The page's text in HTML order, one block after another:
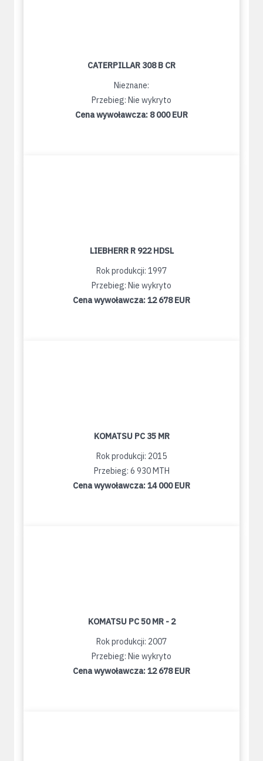
CATERPILLAR 308 B CR
Nieznane:
Przebieg: Nie wykryto
Cena wywoławcza: 8 000 EUR
LIEBHERR R 922 HDSL
Rok produkcji: 1997
Przebieg: Nie wykryto
Cena wywoławcza:12 678 EUR
KOMATSU PC 35 MR
Rok produkcji: 2015
Przebieg: 6 930 MTH
Cena wywoławcza:14 000 EUR
KOMATSU PC 50 MR - 2
Rok produkcji: 2007
Przebieg: Nie wykryto
Cena wywoławcza:12 678 EUR